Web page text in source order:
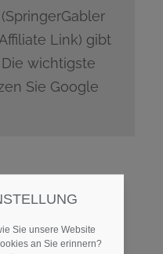
(SpringerGabler
Link) gibt
wichtigste
Sie Google
mit
wie „job
Sie unsere Website
an Sie erinnern?